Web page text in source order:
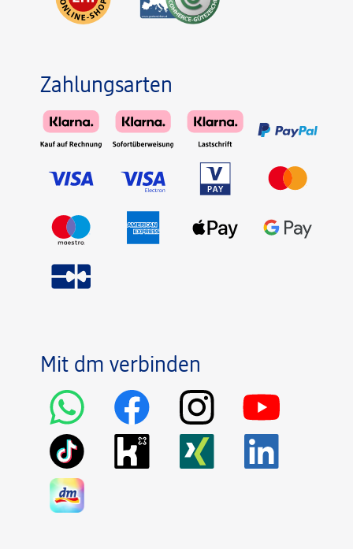
Zahlungsarten
Mit dm verbinden